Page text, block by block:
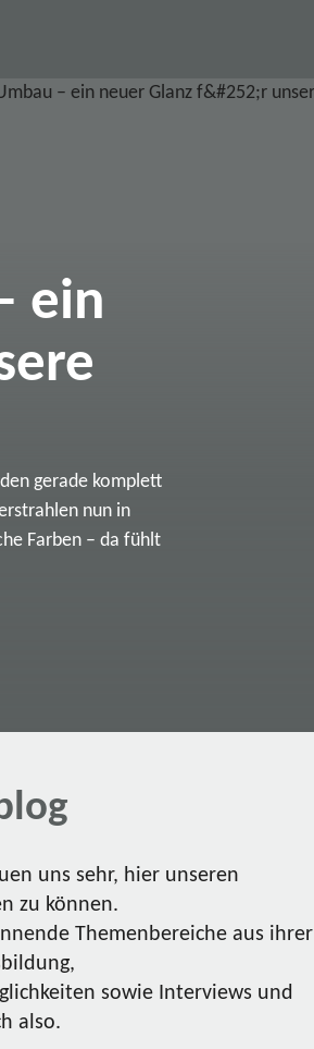
ein
gerade komplett
nun in
Farben – da fühlt
uns sehr, hier unseren
zu können.
Themenbereiche aus ihrer
sowie Interviews und
also.